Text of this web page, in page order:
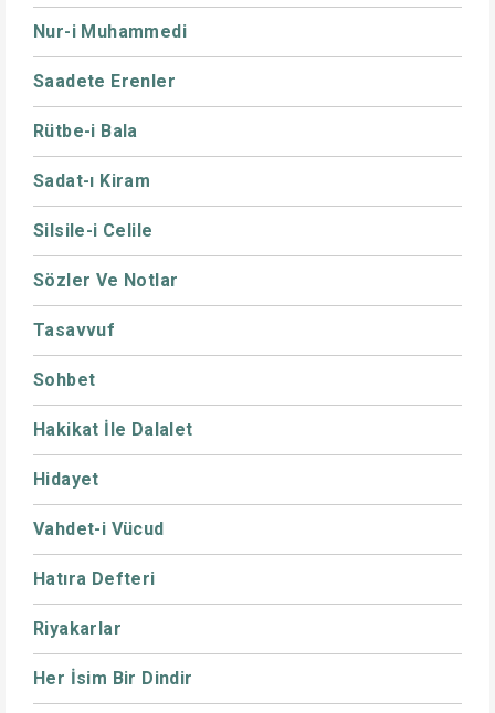
Nur-i Muhammedi
Saadete Erenler
Rütbe-i Bala
Sadat-ı Kiram
Silsile-i Celile
Sözler Ve Notlar
Tasavvuf
Sohbet
Hakikat İle Dalalet
Hidayet
Vahdet-i Vücud
Hatıra Defteri
Riyakarlar
Her İsim Bir Dindir